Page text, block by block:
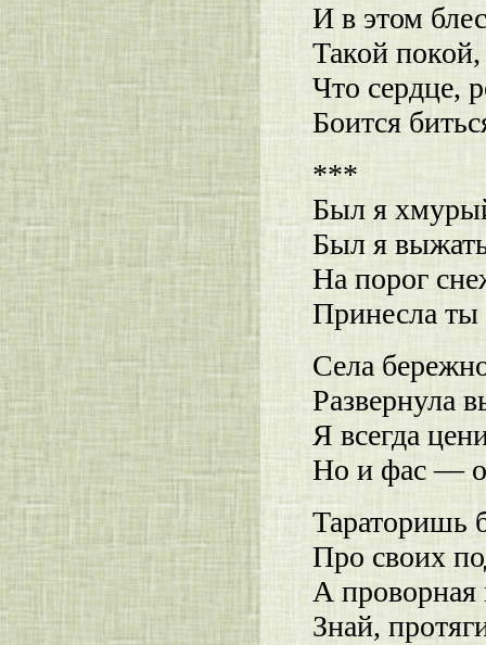
И в этом
Такой
Что сердце,
Боится
***
Был я
Был я
На порог
Принесла ты
Села
Развернула
Я всегда
Но и фас —
Тараторишь
Про своих
А проворная
Знай,